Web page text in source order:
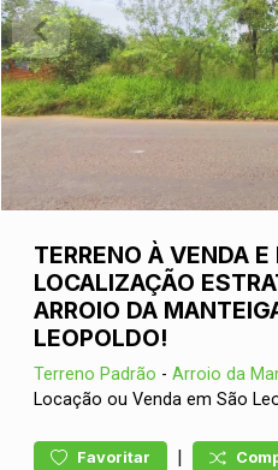
TERRENO À VENDA
LOCALIZAÇÃO
ARROIO DA
LEOPOLDO!
Terreno Padrão - Arroio da
Locação ou Venda em São
Favoritar |